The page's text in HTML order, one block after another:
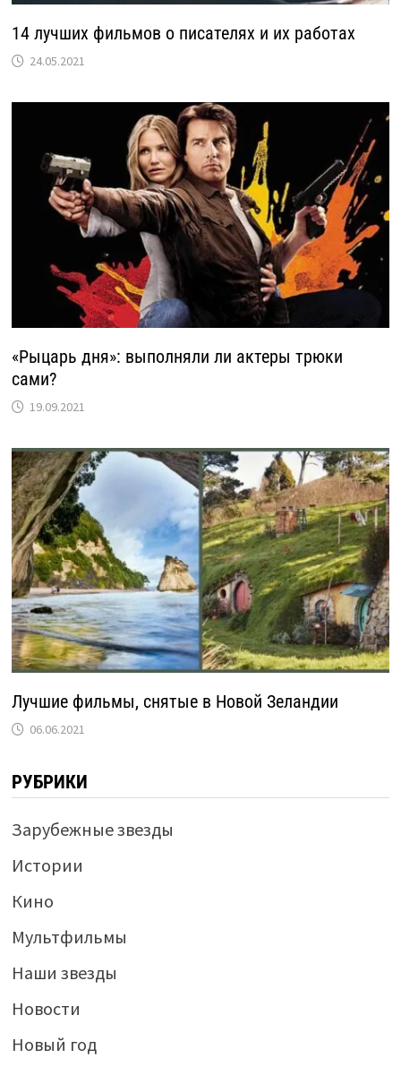
14 лучших фильмов о писателях и их работах
24.05.2021
«Рыцарь дня»: выполняли ли актеры трюки
сами?
19.09.2021
Лучшие фильмы, снятые в Новой Зеландии
06.06.2021
РУБРИКИ
Зарубежные звезды
Истории
Кино
Мультфильмы
Наши звезды
Новости
Новый год